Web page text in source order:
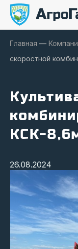
Главная —
скоростной
КСК-
26.08.2024